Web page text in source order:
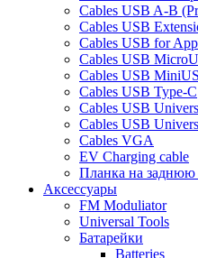
Cables USB A-B
Cables USB
Cables USB for
Cables USB
Cables USB
Cables USB Type-C
Cables USB
Cables USB
Cables VGA
EV Charging cable
Планка на заднюю
Аксессуары
FM Moduliator
Universal Tools
Батарейки
Batteries